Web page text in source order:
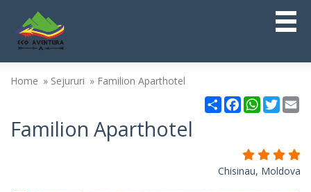
Home Sejururi Familion Aparthotel
Partajare
Facebook
Familion Aparthotel
Chisinau, Moldova